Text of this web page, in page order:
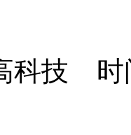
科技 时